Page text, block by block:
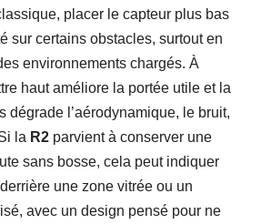
placer le capteur plus bas
sur certains obstacles, surtout en
environnements chargés. À
haut améliore la portée utile et la
dégrade l’aérodynamique, le bruit,
la R2 parvient à conserver une
sans bosse, cela peut indiquer
une zone vitrée ou un
avec un design pensé pour ne